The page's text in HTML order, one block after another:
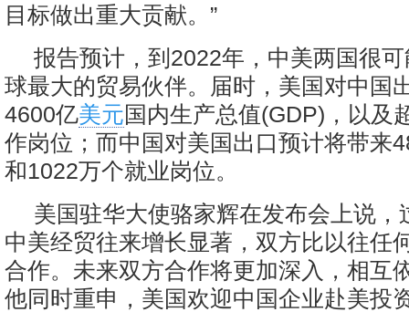
目标做出重大贡献。”
报告预计，到2022年，中美两国很
球最大的贸易伙伴。届时，美国对中国
4600亿美元国内生产总值(GDP)，以及
作岗位；而中国对美国出口预计将带来
和1022万个就业岗位。
美国驻华大使骆家辉在发布会上说，
中美经贸往来增长显著，双方比以往任
合作。未来双方合作将更加深入，相互
他同时重申，美国欢迎中国企业赴美投